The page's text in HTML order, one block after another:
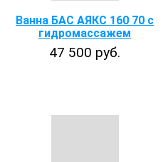
Ванна БАС АЯКС 160 70 с
гидромассажем
47 500 руб.